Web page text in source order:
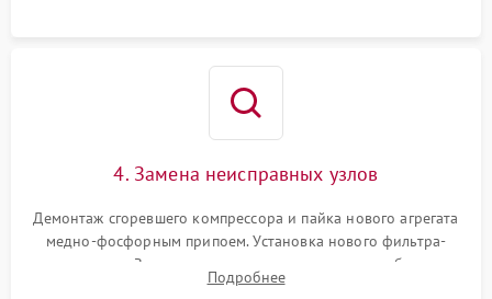
4. Замена неисправных узлов
Демонтаж сгоревшего компрессора и пайка нового агрегата
медно-фосфорным припоем. Установка нового фильтра-
осушителя. Замена изношенных вентиляторов обдува,
сломанных заслонок или поврежденных дверных петель.
Подробнее